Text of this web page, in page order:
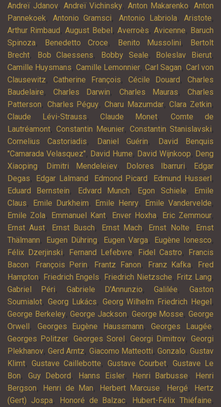
Andreï Jdanov, Andreï Vichinsky, Anton Makarenko, Anton
Pannekoek,Antonio Gramsci, Antonio Labriola,Aristote,
Arthur Rimbaud ,August Bebel , Averroès, Avicenne, Baruch
Spinoza, Benedetto Croce, Benito Mussolini,
Bertolt
Brecht, Bob Claessens, Bobby Seale, Boleslav Bierut,
Camille Huysmans,Camille Lemonnier, Carl Sagan, Carl von
Clausewitz,Catherine François,Cécile Douard ,Charles
Baudelaire, Charles Darwin, Charles Mauras, Charles
Patterson, Charles Péguy,Charu Mazumdar,Clara Zetkin,
Claude Lévi-Strauss,Claude Monet,Comte de
Lautréamont, Constantin Meunier,Constantin Stanislavski,
Cornelius Castoriadis, Daniel Guérin,
David Benquis
"Camarada Velasquez", David Hume, David Wijnkoop, Deng
Xiaoping, Dimitri Mendeleïev, Dolores Ibarruri,
Edgar
Degas, Edgar Lalmand , Edmond Picard , Edmund Husserl ,
Eduard Bernstein, Edvard Munch, Egon Schiele,
Emile
Claus, Emile Durkheim, Emile Henry, Emile Vandervelde,
Emile Zola, Emmanuel Kant, Enver Hoxha, Eric Zemmour,
Ernst Aust, Ernst Busch, Ernst Mach, Ernst Nolte,
Ernst
Thälmann, Eugen Dühring, Eugen Varga, Eugène Ionesco,
Félix Dzerjinski, Fernand Lefebvre, Fidel Castro,
Francis
Bacon, François Perin, Frantz Fanon, Franz Kafka,
Fred
Hampton, Friedrich Engels, Friedrich Nietzsche, Fritz Lang,
Gabriel Péri,Gabriele D'Annunzio,Galilée,Gaston
Soumialot, Georg Lukács, Georg Wilhelm Friedrich Hegel ,
George Berkeley,George Jackson, George Mosse,George
Orwell , Georges Eugène Haussmann,Georges Laugée,
Georges Politzer, Georges Sorel , Georgi Dimitrov, Georgi
Plekhanov,Gerd Arntz, Giacomo Matteotti, Gonzalo,Gustav
Klimt, Gustave Caillebotte, Gustave Courbet,Gustave Le
Bon, Guy Debord , Hanns Eisler, Henri Barbusse,
Henri
Bergson, Henri de Man, Herbert Marcuse, Hergé,
Hertz
(Gert) Jospa, Honoré de Balzac, Hubert-Félix Thiéfaine,